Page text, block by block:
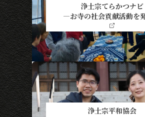
浄土宗てらかつナビ
―お寺の社会貢献活動を
浄土宗平和協会